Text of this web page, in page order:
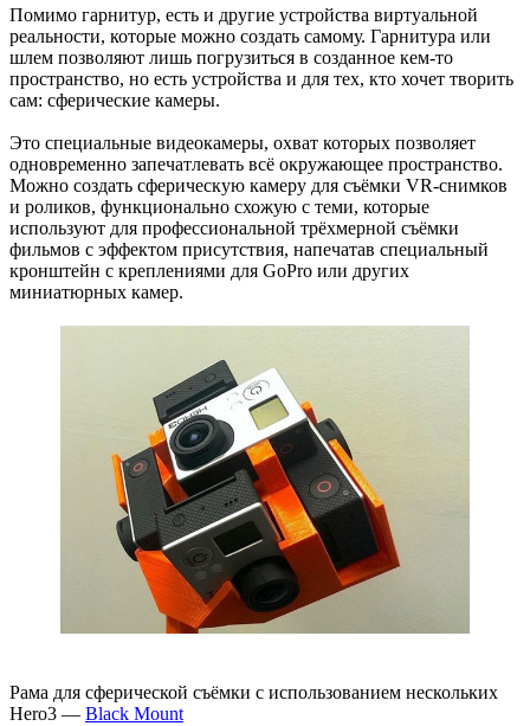
Помимо гарнитур, есть и другие устройства виртуальной
реальности, которые можно создать самому. Гарнитура или
шлем позволяют лишь погрузиться в созданное кем-то
пространство, но есть устройства и для тех, кто хочет творить
сам: сферические камеры.
Это специальные видеокамеры, охват которых позволяет
одновременно запечатлевать всё окружающее пространство.
Можно создать сферическую камеру для съёмки VR-снимков
и роликов, функционально схожую с теми, которые
используют для профессиональной трёхмерной съёмки
фильмов с эффектом присутствия, напечатав специальный
кронштейн с креплениями для GoPro или других
миниатюрных камер.
Рама для сферической съёмки с использованием нескольких
Hero3 — Black Mount